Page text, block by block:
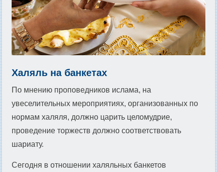
Халяль на банкетах
По мнению проповедников ислама, на
увеселительных мероприятиях, организованных по
нормам халяля, должно царить целомудрие,
проведение торжеств должно соответствовать
шариату.
Сегодня в отношении халяльных банкетов